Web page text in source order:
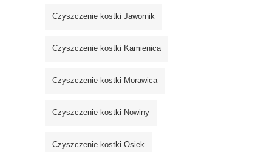
Czyszczenie kostki Jawornik
Czyszczenie kostki Kamienica
Czyszczenie kostki Morawica
Czyszczenie kostki Nowiny
Czyszczenie kostki Osiek